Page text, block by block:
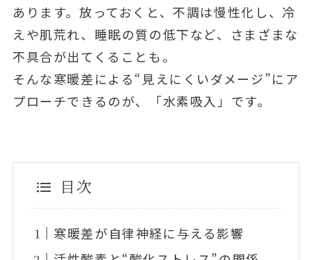
あります。放っておくと、不調は慢性化し、冷
えや肌荒れ、睡眠の質の低下など、さまざまな
不具合が出てくることも。
そんな寒暖差による“見えにくいダメージ”にア
プローチできるのが、「水素吸入」です。
目次
寒暖差が自律神経に与える影響